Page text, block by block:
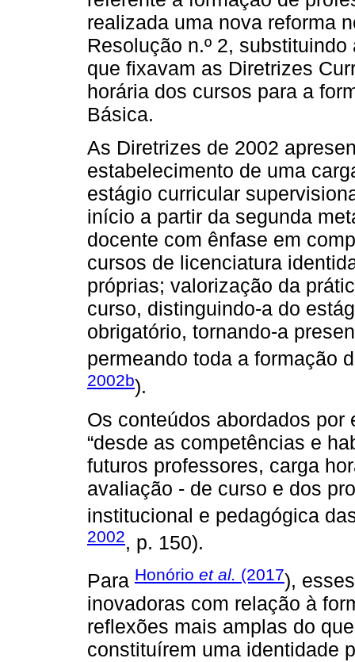
realizada uma nova reforma
Resolução n.º 2,
que fixavam as Diretrizes
horária dos cursos para a
Básica.
As Diretrizes de 2002
estabelecimento de uma
estágio curricular
início a partir da segunda
docente com ênfase em
cursos de licenciatura
próprias; valorização da
curso, distinguindo-a do
obrigatório, tornando-a
permeando toda a formação
2002b).
Os conteúdos abordados
“desde as competências e
futuros professores, carga
avaliação - de curso e dos
institucional e pedagógica
2002, p. 150).
Para Honório et al. (2017),
inovadoras com relação à
reflexões mais amplas do
constituírem uma identidade